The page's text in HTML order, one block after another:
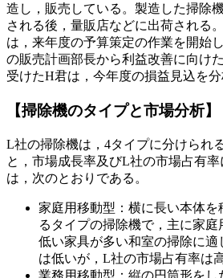
造し，販売している。製造した掃除
される後，量販店などに出荷される
は，来年度の予算策定の作業を開始
の販売計画部長から利益改善に向け
受けたH君は，今年度の損益見込を分
【掃除機のタイプと市場分析】
L社の掃除機は，4タイプに分けられ
と，市場成長率及びL社の市場占有
は，次のとおりである。
家庭用移動型：横に長い本体を
るタイプの掃除機で，主に家庭
低い家具が多い和室の掃除に
は低いが，L社の市場占有率は高
業務用移動型：縦の円筒形を